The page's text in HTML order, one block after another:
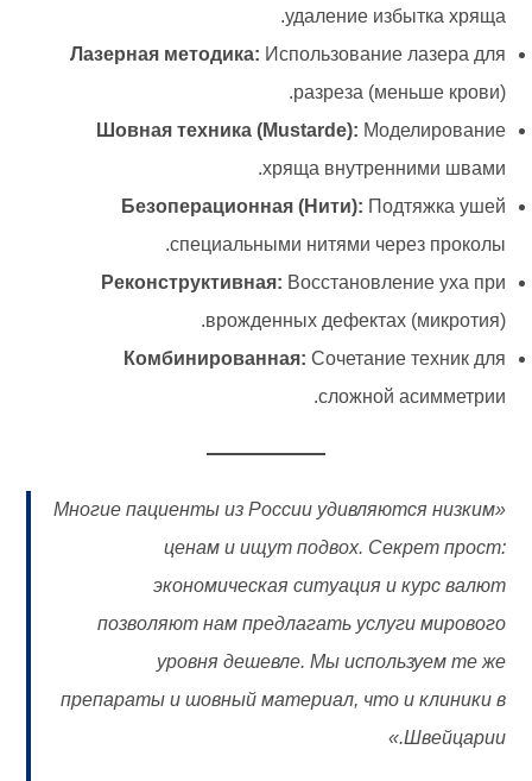
удаление избытка хряща.
Лазерная методика: Использование лазера для
разреза (меньше крови).
Шовная техника (Mustarde): Моделирование
хряща внутренними швами.
Безоперационная (Нити): Подтяжка ушей
специальными нитями через проколы.
Реконструктивная: Восстановление уха при
врожденных дефектах (микротия).
Комбинированная: Сочетание техник для
сложной асимметрии.
«Многие пациенты из России удивляются низким
ценам и ищут подвох. Секрет прост:
экономическая ситуация и курс валют
позволяют нам предлагать услуги мирового
уровня дешевле. Мы используем те же
препараты и шовный материал, что и клиники в
Швейцарии.»